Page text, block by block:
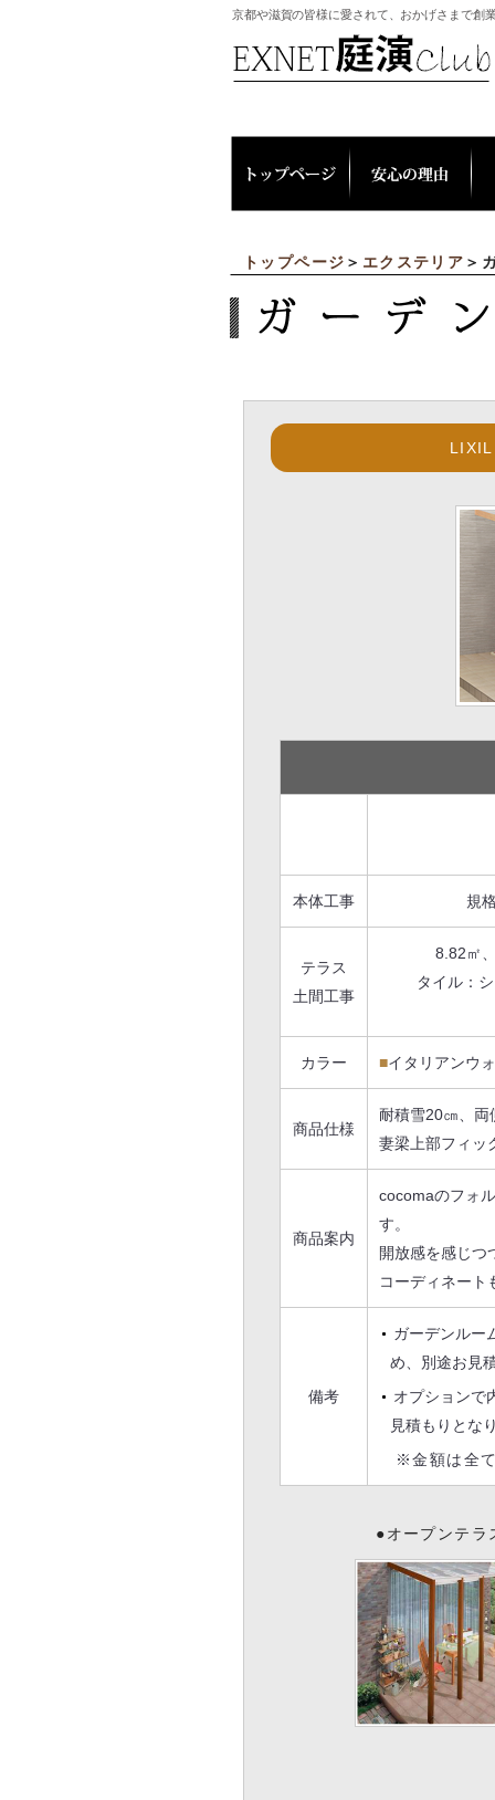
京都や滋賀の皆様に愛されて、おかげさまで創
トップページ ＞ エクステリア ＞
本体工事 規
テラス
土間工事
8.82㎡
タイル：
カラー ■イタリアンウ
商品仕様
耐積雪20㎝、両
妻梁上部フィッ
商品案内
cocomaのフォ
す。
開放感を感じつ
コーディネート
備考
ガーデンルー
め、別途お見
オプションで
見積もりとな
※金額は全て
●オープンテラ